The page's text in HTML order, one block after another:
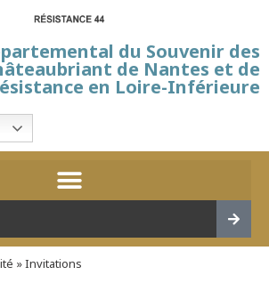
du Souvenir des
de Nantes et de
en Loire-Inférieure
»Invitations